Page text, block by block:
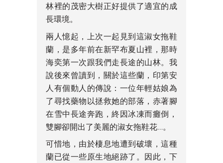
林裡的茂密大樹正好提供了適宜的成
長環境。
兩人憶起，上次一起見到這淑女拖鞋
蘭，是多年前在新罕布夏山裡，那時
海奕第一次跟我們走長途的山林。我
說後來曾讀到，關於這些蘭，印第安
人有個動人的傳說：一位年輕姑娘為
了尋找藥物以拯救她的部落，赤著腳
在雪中長途奔跑，終因冰凍而癱倒，
雙腳卻開出了美麗的淑女拖鞋花…。
可惜地，由於棲息地遭到破壞，這種
蘭已從一些原生地絕跡了。因此，下